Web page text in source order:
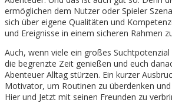
ermöglichen dem Nutzer oder Spieler
sich über eigene Qualitäten und
und Ereignisse in einem sicheren Rahmen
Auch, wenn viele ein großes
die begrenzte Zeit genießen und euch
Abenteuer Alltag stürzen. Ein kurzer
Motivator, um Routinen zu überdenken
Hier und Jetzt mit seinen Freunden zu